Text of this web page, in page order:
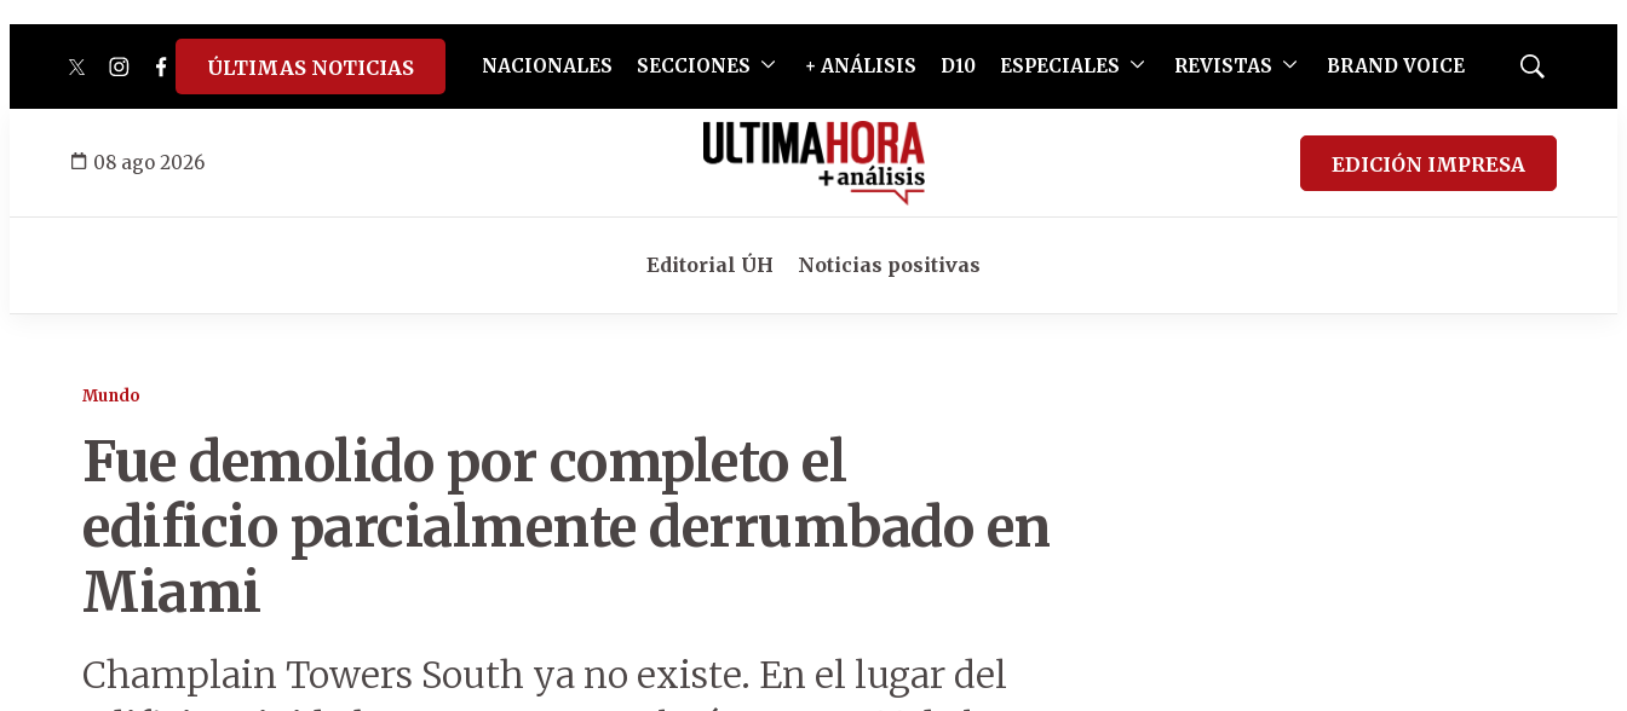
twitterinstagram
facebook
tiktokyoutube
spotify
ÚLTIMAS NOTICIAS NACIONALES SECCIONES + ANÁLISIS D10 ESPECIALES REVISTAS BRAND VOICE
Mostrar
08 ago 2026 EDICIÓN IMPRESA
Editorial ÚH Noticias positivas
Mundo
Fue demolido por completo el
edificio parcialmente derrumbado en
Miami
Champlain Towers South ya no existe. En el lugar del